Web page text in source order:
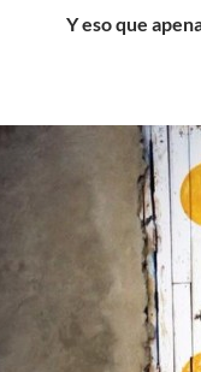
Y eso que